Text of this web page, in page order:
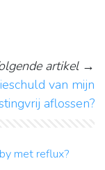
artikel→
van mijn
aflossen?
met reflux?